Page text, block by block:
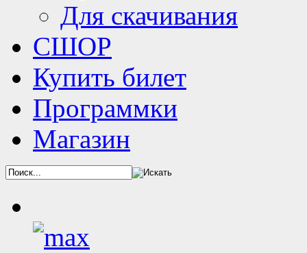
Для скачивания
СШОР
Купить билет
Программки
Магазин